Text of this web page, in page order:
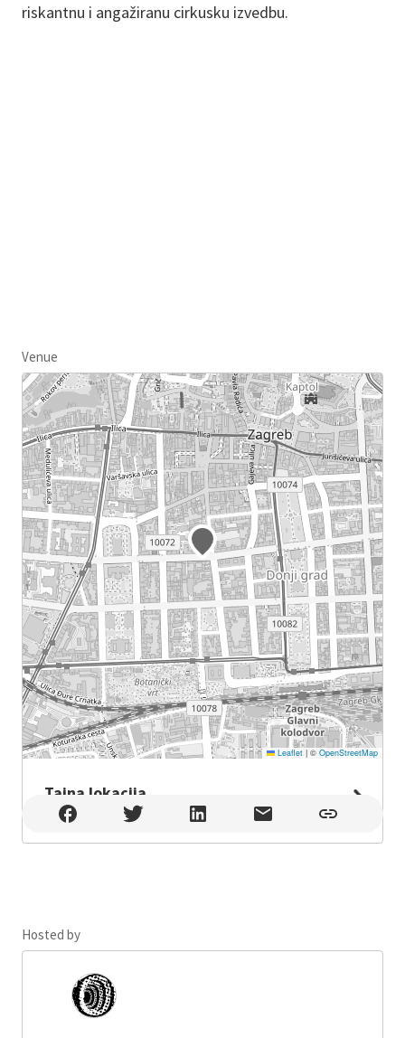
riskantnu i angažiranu cirkusku izvedbu.
Venue
Leaflet |© OpenStreetMap
Tajna lokacija
Tajna lokacija , Zagreb
Hosted by